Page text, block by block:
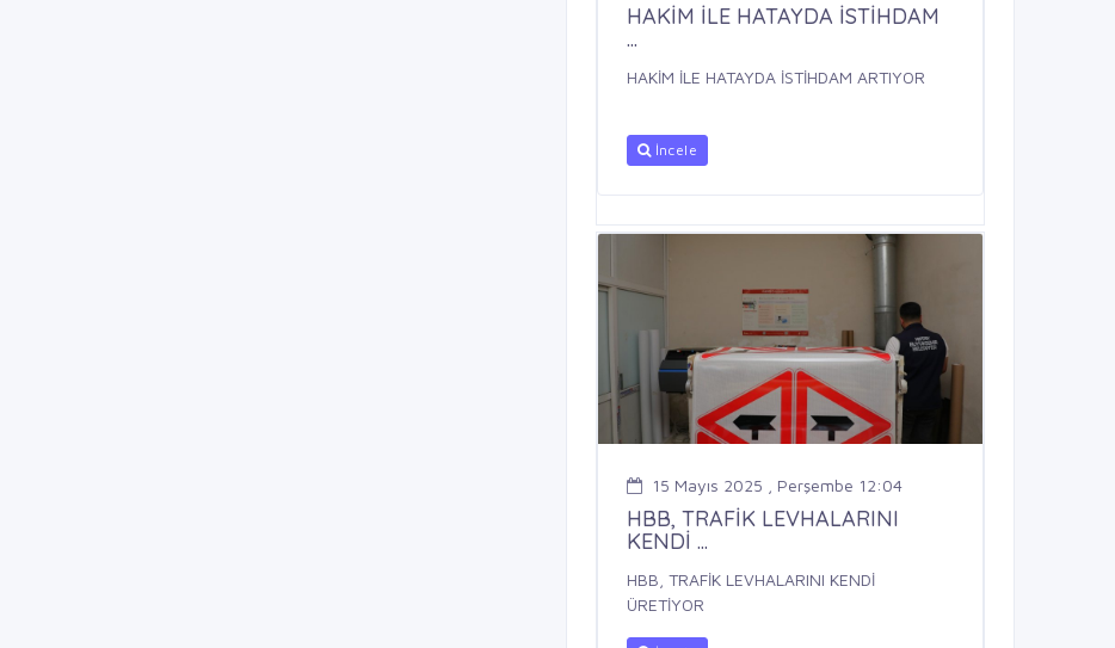
HAKİM İLE HATAYDA İSTİHDAM
...
HAKİM İLE HATAYDA İSTİHDAM ARTIYOR
İncele
15 Mayıs 2025 , Perşembe 12:04
HBB, TRAFİK LEVHALARINI
KENDİ ...
HBB, TRAFİK LEVHALARINI KENDİ
ÜRETİYOR